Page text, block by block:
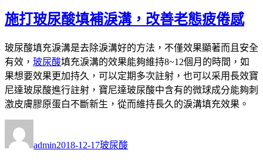
期:
施打玻尿酸填補淚溝，改善老態疲倦感
玻尿酸填充淚溝是去除淚溝好的方法，不僅效果顯著而且安全
有效， 玻尿酸填充淚溝的效果能夠維持8~12個月的時間，如
果想要效果更加持久，可以定期多次註射，也可以采用長效寶
尼達玻尿酸進行註射，寶尼達玻尿酸中含有的微球成分能夠刺
激皮膚膠原蛋白不斷新生，從而維持長久的淚溝填充效果。
者
admin佈
2018-12-17類
玻尿酸